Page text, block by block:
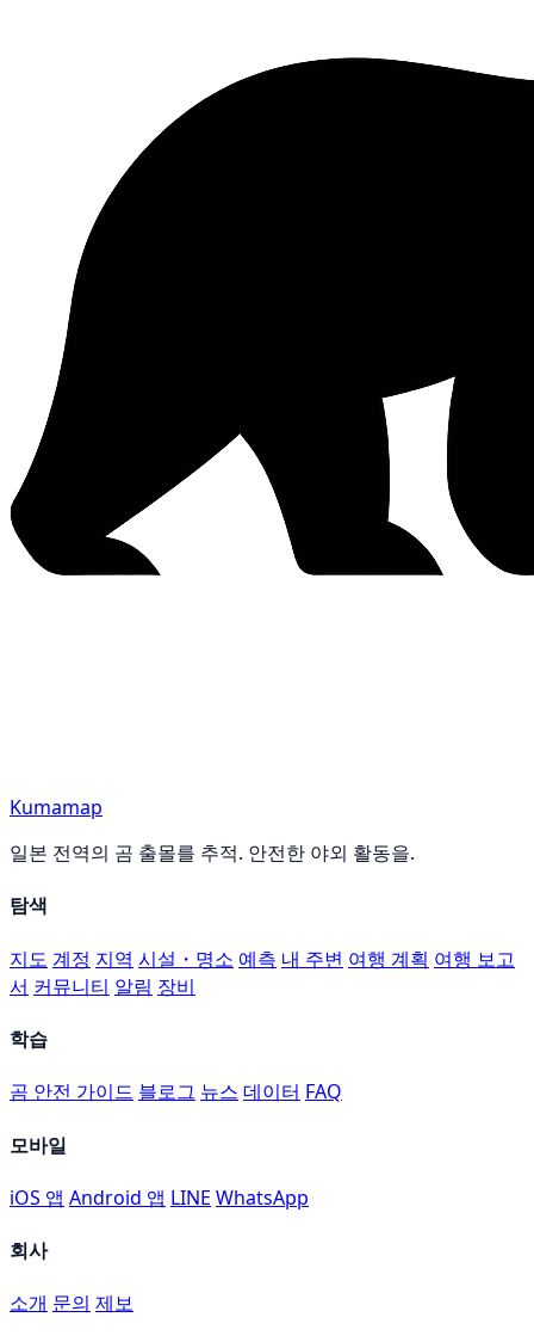
Kumamap
일본 전역의 곰 출몰를 추적. 안전한 야외 활동을.
탐색
지도 계정 지역 시설・명소 예측 내 주변 여행 계획 여행 보고
서 커뮤니티 알림 장비
학습
곰 안전 가이드 블로그 뉴스 데이터 FAQ
모바일
iOS 앱 Android 앱 LINE WhatsApp
회사
소개 문의 제보